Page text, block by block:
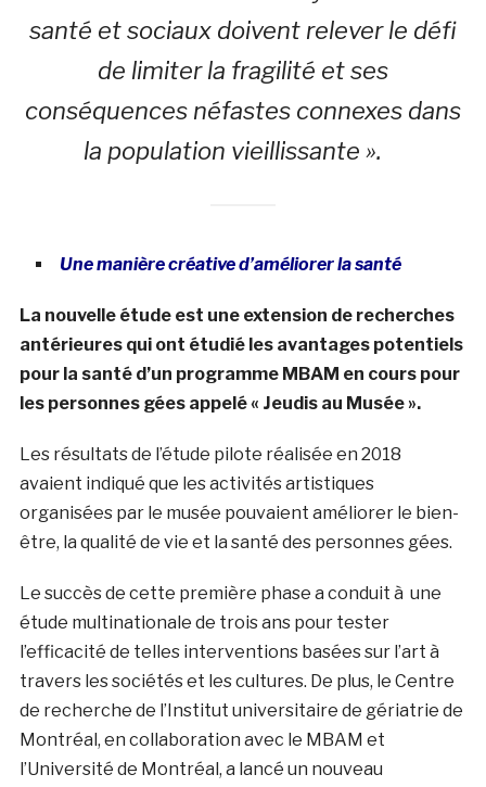
santé et sociaux doivent relever le défi
de limiter la fragilité et ses
conséquences néfastes connexes dans
la population vieillissante ».
Une manière créative d’améliorer la santé
La nouvelle étude est une extension de recherches
antérieures qui ont étudié les avantages potentiels
pour la santé d’un programme MBAM en cours pour
les personnes gées appelé « Jeudis au Musée ».
Les résultats de l’étude pilote réalisée en 2018
avaient indiqué que les activités artistiques
organisées par le musée pouvaient améliorer le bien-
être, la qualité de vie et la santé des personnes gées.
Le succès de cette première phase a conduit à une
étude multinationale de trois ans pour tester
l’efficacité de telles interventions basées sur l’art à
travers les sociétés et les cultures. De plus, le Centre
de recherche de l’Institut universitaire de gériatrie de
Montréal, en collaboration avec le MBAM et
l’Université de Montréal, a lancé un nouveau